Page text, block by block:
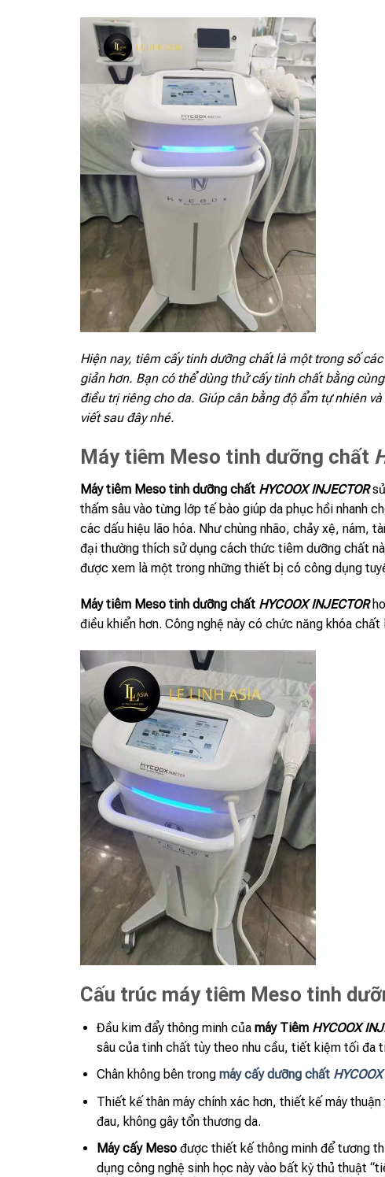
Hiện nay, tiêm cấy tinh dưỡng chất là một trong số
giản hơn. Bạn có thể dùng thử cấy tinh chất bằng cùng
điều trị riêng cho da. Giúp cân bằng độ ẩm tự nhiên
viết sau đây nhé.
Máy tiêm Meso tinh dưỡng chất
Máy tiêm Meso tinh dưỡng chất HYCOOX INJECTOR
thấm sâu vào từng lớp tế bào giúp da phục hồi nhanh
các dấu hiệu lão hóa. Như chùng nhão, chảy xệ, nám,
đại thường thích sử dụng cách thức tiêm dưỡng chất
được xem là một trong những thiết bị có công dụng
Máy tiêm Meso tinh dưỡng chất HYCOOX INJECTOR
điều khiển hơn. Công nghệ này có chức năng khóa
Cấu trúc máy tiêm Meso tinh
Đầu kim đẩy thông minh của máy Tiêm HYCOOX
sâu của tinh chất tùy theo nhu cầu, tiết kiệm tối đa
Chân không bên trong máy cấy dưỡng chất
Thiết kế thân máy chính xác hơn, thiết kế máy
đau, không gây tổn thương da.
Máy cấy Mesođược thiết kế thông minh để tương
dụng công nghệ sinh học này vào bất kỳ thủ thuật